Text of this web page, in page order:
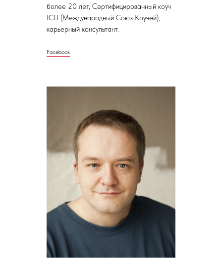
более 20 лет, Сертифицированный коуч
ICU (Международный Союз Коучей),
карьерный консультант.
Facebook